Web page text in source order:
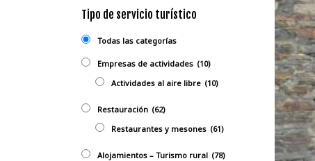
Tipo de servicio turístico
Todas las categorías
Empresas de actividades (10)
Actividades al aire libre (10)
Restauración (62)
Restaurantes y mesones (61)
Alojamientos – Turismo rural (78)